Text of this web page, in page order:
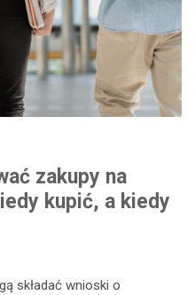
zakupy na
kupić, a kiedy
składać wnioski o